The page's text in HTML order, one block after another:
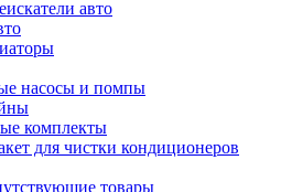
авто
насосы и помпы
комплекты
для чистки кондиционеров
товары